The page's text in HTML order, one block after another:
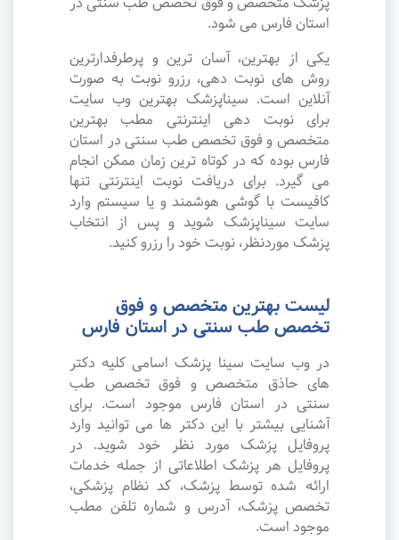
استان فارس می شود.
یکی از بهترین، آسان ترین و پرطرفدارترین
روش های نوبت دهی، رزرو نوبت به صورت
آنلاین است. سیناپزشک بهترین وب سایت
برای نوبت دهی اینترنتی مطب بهترین
متخصص و فوق تخصص طب سنتی در استان
فارس بوده که در کوتاه ترین زمان ممکن انجام
می گیرد. برای دریافت نوبت اینترنتی تنها
کافیست با گوشی هوشمند و یا سیستم وارد
سایت سیناپزشک شوید و پس از انتخاب
پزشک موردنظر، نوبت خود را رزرو کنید.
لیست بهترین متخصص و فوق
تخصص طب سنتی در استان فارس
در وب سایت سینا پزشک اسامی کلیه دکتر
های حاذق متخصص و فوق تخصص طب
سنتی در استان فارس موجود است. برای
آشنایی بیشتر با این دکتر ها می توانید وارد
پروفایل پزشک مورد نظر خود شوید. در
پروفایل هر پزشک اطلاعاتی از جمله خدمات
ارائه شده توسط پزشک، کد نظام پزشکی،
تخصص پزشک، آدرس و شماره تلفن مطب
موجود است.